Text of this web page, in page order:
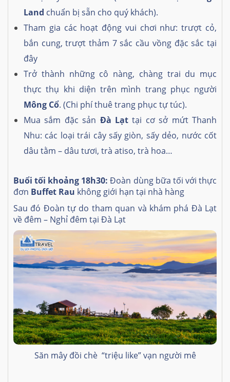
Land chuẩn bị sẵn cho quý khách).
Tham gia các hoạt động vui chơi như: trượt cỏ,
bắn cung, trượt thảm 7 sắc cầu vồng đặc sắc tại
đây
Trở thành những cô nàng, chàng trai du mục
thực thụ khi diện trên mình trang phục người
Mông Cổ. (Chi phí thuê trang phục tự túc).
Mua sắm đặc sản Đà Lạt tại cơ sở mứt Thanh
Nhu: các loại trái cây sấy giòn, sấy dẻo, nước cốt
dâu tằm – dâu tươi, trà atiso, trà hoa…
Buổi tối khoảng 18h30:Đoàn dùng bữa tối với thực
đơn Buffet Rau không giới hạn tại nhà hàng
Sau đó Đoàn tự do tham quan và khám phá Đà Lạt
về đêm – Nghỉ đêm tại Đà Lạt
Săn mây đồi chè “triệu like” vạn người mê